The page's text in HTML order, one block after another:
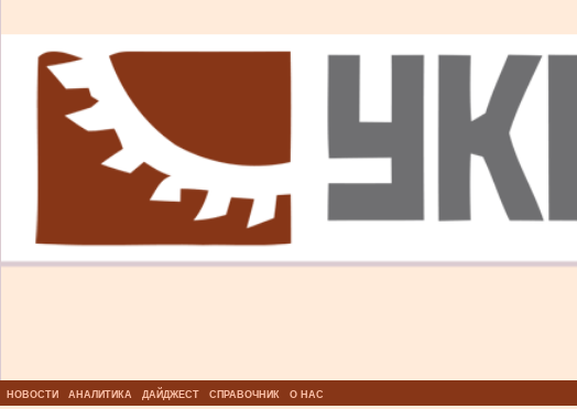
НОВОСТИ АНАЛИТИКА ДАЙДЖЕСТ СПРАВОЧНИК О НАС